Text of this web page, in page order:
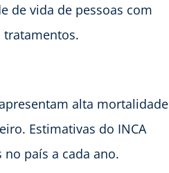
de vida de pessoas com
tratamentos.
alta mortalidade
Estimativas do INCA
país a cada ano.